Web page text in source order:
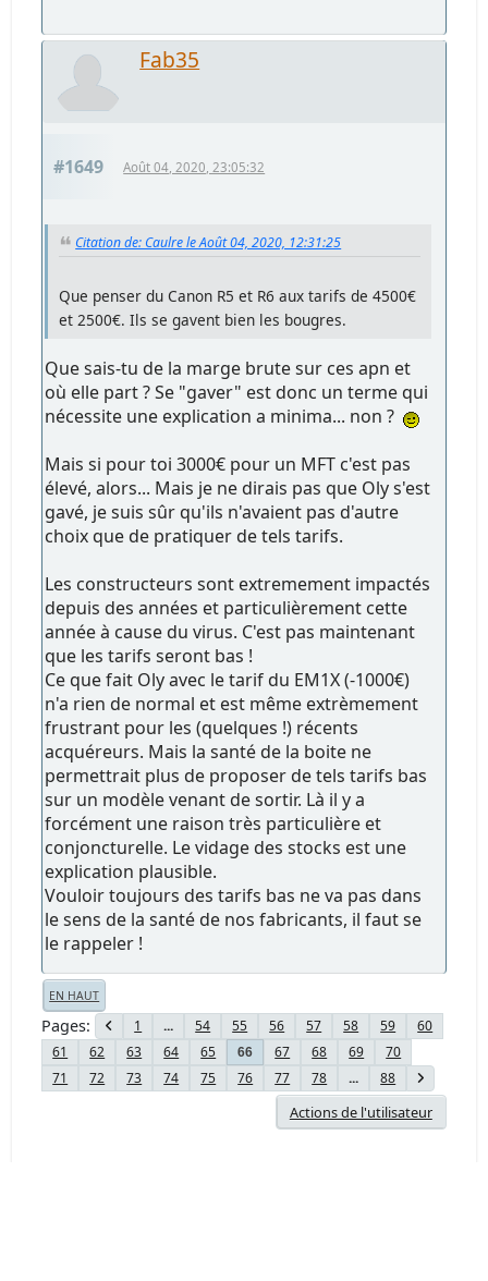
Fab35
#1649 Août 04, 2020, 23:05:32
Citation de: Caulre le Août 04, 2020, 12:31:25
Que penser du Canon R5 et R6 aux tarifs de 4500€
et 2500€. Ils se gavent bien les bougres.
Que sais-tu de la marge brute sur ces apn et
où elle part ? Se "gaver" est donc un terme qui
nécessite une explication a minima... non ?
Mais si pour toi 3000€ pour un MFT c'est pas
élevé, alors... Mais je ne dirais pas que Oly s'est
gavé, je suis sûr qu'ils n'avaient pas d'autre
choix que de pratiquer de tels tarifs.
Les constructeurs sont extremement impactés
depuis des années et particulièrement cette
année à cause du virus. C'est pas maintenant
que les tarifs seront bas !
Ce que fait Oly avec le tarif du EM1X (-1000€)
n'a rien de normal et est même extrèmement
frustrant pour les (quelques !) récents
acquéreurs. Mais la santé de la boite ne
permettrait plus de proposer de tels tarifs bas
sur un modèle venant de sortir. Là il y a
forcément une raison très particulière et
conjoncturelle. Le vidage des stocks est une
explication plausible.
Vouloir toujours des tarifs bas ne va pas dans
le sens de la santé de nos fabricants, il faut se
le rappeler !
EN HAUT
Pages 1 ... 54 55 56 57 58 59
60
61
62 63 64 65 66 67 68 69
70
71
72 73 74 75 76 77 78 ... 88
Actions de l'utilisateur